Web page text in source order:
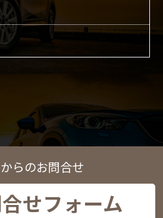
らのお問合せ
せフォーム